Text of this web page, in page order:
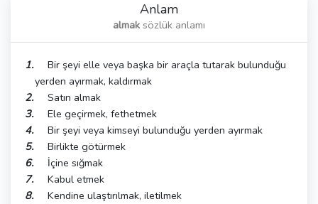
Anlam
almak sözlük anlamı
Bir şeyi elle veya başka bir araçla tutarak bulunduğu
yerden ayırmak, kaldırmak
Satın almak
Ele geçirmek, fethetmek
Bir şeyi veya kimseyi bulunduğu yerden ayırmak
Birlikte götürmek
İçine sığmak
Kabul etmek
Kendine ulaştırılmak, iletilmek